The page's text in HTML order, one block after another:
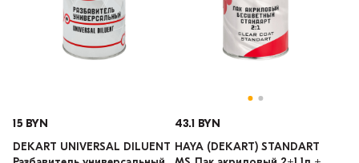
15 BYN
DEKART UNIVERSAL DILUENT
43.1 BYN
HAYA (DEKART) STANDART